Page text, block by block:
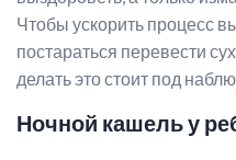
Чтобы ускорить процесс
постараться перевести
делать это стоит под
Ночной кашель у